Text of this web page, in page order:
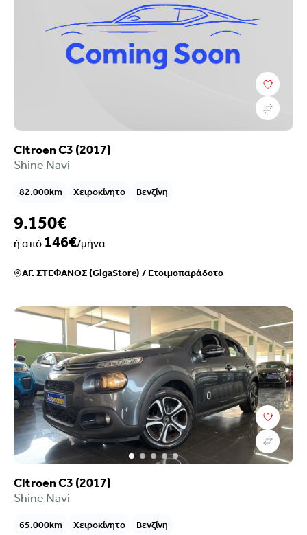
Citroen C3 (2017)
Shine Navi
82.000km Χειροκίνητο Βενζίνη
9.150€
ή από 146€/μήνα
ΑΓ. ΣΤΕΦΑΝΟΣ (GigaStore) /Ετοιμοπαράδοτο
Citroen C3 (2017)
Shine Navi
65.000km Χειροκίνητο Βενζίνη